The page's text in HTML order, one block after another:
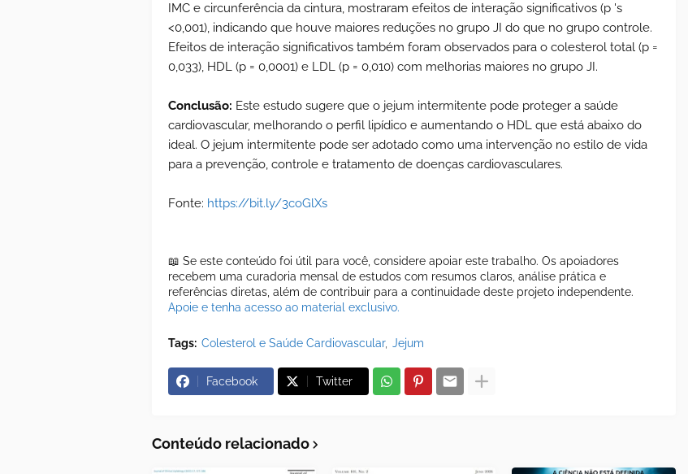
IMC e circunferência da cintura, mostraram efeitos de interação significativos (p 's
<0,001), indicando que houve maiores reduções no grupo JI do que no grupo controle.
Efeitos de interação significativos também foram observados para o colesterol total (p =
0,033), HDL (p = 0,0001) e LDL (p = 0,010) com melhorias maiores no grupo JI.
Conclusão: Este estudo sugere que o jejum intermitente pode proteger a saúde
cardiovascular, melhorando o perfil lipídico e aumentando o HDL que está abaixo do
ideal. O jejum intermitente pode ser adotado como uma intervenção no estilo de vida
para a prevenção, controle e tratamento de doenças cardiovasculares.
Fonte: https://bit.ly/3coGlXs
📖 Se este conteúdo foi útil para você, considere apoiar este trabalho. Os apoiadores
recebem uma curadoria mensal de estudos com resumos claros, análise prática e
referências diretas, além de contribuir para a continuidade deste projeto independente.
Apoie e tenha acesso ao material exclusivo.
Tags: Colesterol e Saúde Cardiovascular Jejum
Facebook Twitter
Conteúdo relacionado